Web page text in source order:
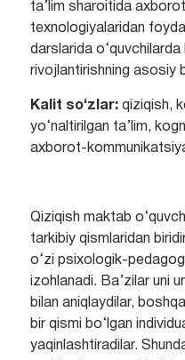
ta’lim sharoitida
texnologiyalaridan
darslarida o‘quvchilarda
rivojlantirishning asosiy
Kalit so‘zlar: qiziqish,
yo‘naltirilgan ta’lim,
axborot-
Qiziqish maktab
tarkibiy qismlaridan
o‘zi psixologik-
izohlanadi. Ba’zilar uni
bilan aniqlaydilar,
bir qismi bo‘lgan
yaqinlashtiradilar.